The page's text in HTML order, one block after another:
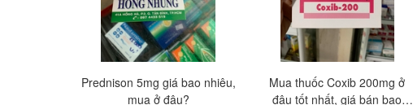
Prednison 5mg giá bao nhiêu,
mua ở đâu?
Mua thuốc Coxib 200mg ở
đâu tốt nhất, giá bán bao